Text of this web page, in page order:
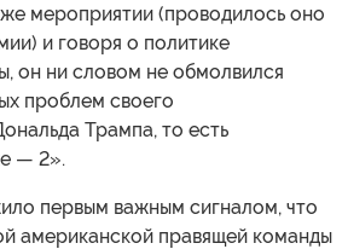
мероприятии (проводилось оно
и говоря о политике
он ни словом не обмолвился
проблем своего
Трампа, то есть
— 2».
первым важным сигналом, что
американской правящей команды